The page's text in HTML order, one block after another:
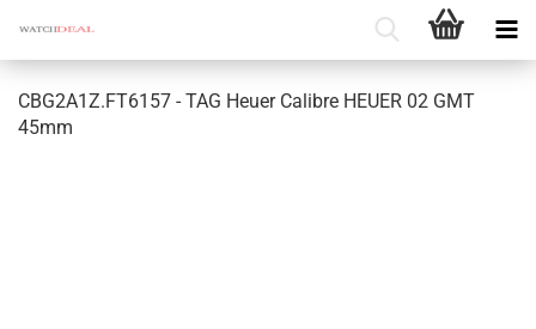
CBG2A1Z.FT6157 - TAG Heuer Ca­libre HEUER 02 GMT
45mm